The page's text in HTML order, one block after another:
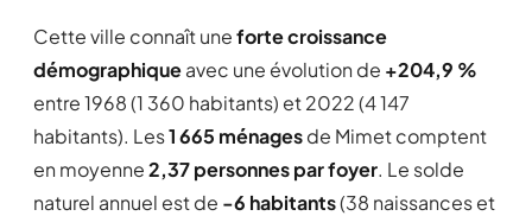
Cette ville connaît uneforte croissance
démographiqueavec une évolution de +204,9 %
entre 1968 (1 360 habitants) et 2022 (4 147
habitants). Les1 665 ménagesde Mimet comptent
en moyenne2,37 personnes par foyer. Le solde
naturel annuel est de -6 habitants(38 naissances et